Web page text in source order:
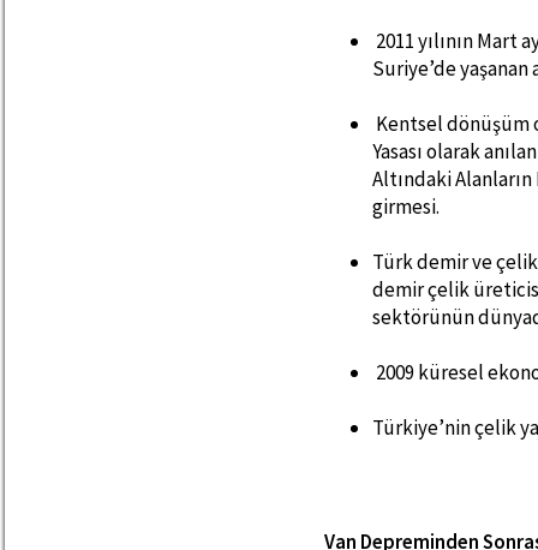
2011 yılının Mart
Suriye’de
Kentsel dönüşüm
Yasası olarak
Altındaki
girmesi.
Türk demir ve
demir çelik
sektörünün
2009 küresel
Türkiye’nin çelik
Van Depreminden